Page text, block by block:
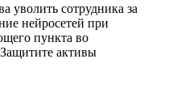
уволить сотрудника за
нейросетей при
пункта во
активы